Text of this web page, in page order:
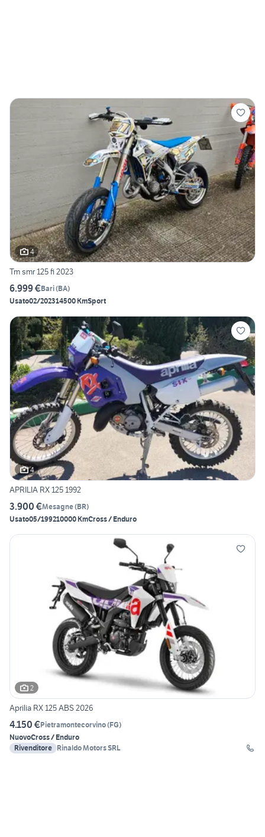
4
Tm smr 125 fi 2023
6.999 €Bari(BA)
Usato02/202314500 KmSport
4
APRILIA RX 125 1992
3.900 €Mesagne(BR)
Usato05/199210000 KmCross / Enduro
2
Aprilia RX 125 ABS 2026
4.150 €Pietramontecorvino(FG)
NuovoCross / Enduro
Rivenditore Rinaldo Motors SRL